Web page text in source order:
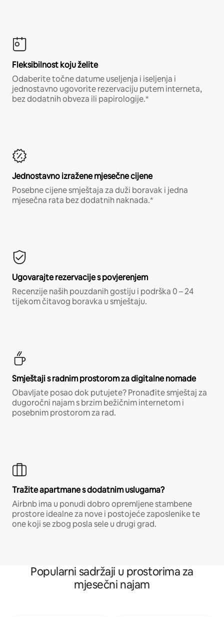
Fleksibilnost koju želite
Odaberite točne datume useljenja i iseljenja i
jednostavno ugovorite rezervaciju putem interneta,
bez dodatnih obveza ili papirologije.*
Jednostavno izražene mjesečne cijene
Posebne cijene smještaja za duži boravak i jedna
mjesečna rata bez dodatnih naknada.*
Ugovarajte rezervacije s povjerenjem
Recenzije naših pouzdanih gostiju i podrška 0 – 24
tijekom čitavog boravka u smještaju.
Smještaji s radnim prostorom za digitalne nomade
Obavljate posao dok putujete? Pronađite smještaj za
dugoročni najam s brzim bežičnim internetom i
posebnim prostorom za rad.
Tražite apartmane s dodatnim uslugama?
Airbnb ima u ponudi dobro opremljene stambene
prostore idealne za nove i postojeće zaposlenike te
one koji se zbog posla sele u drugi grad.
Popularni sadržaji u prostorima za
mjesečni najam